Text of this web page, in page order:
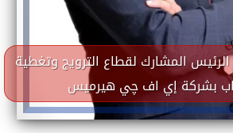
المشارك لقطاع الترويج وتغطية
بشركة إي اف چي هيرميس